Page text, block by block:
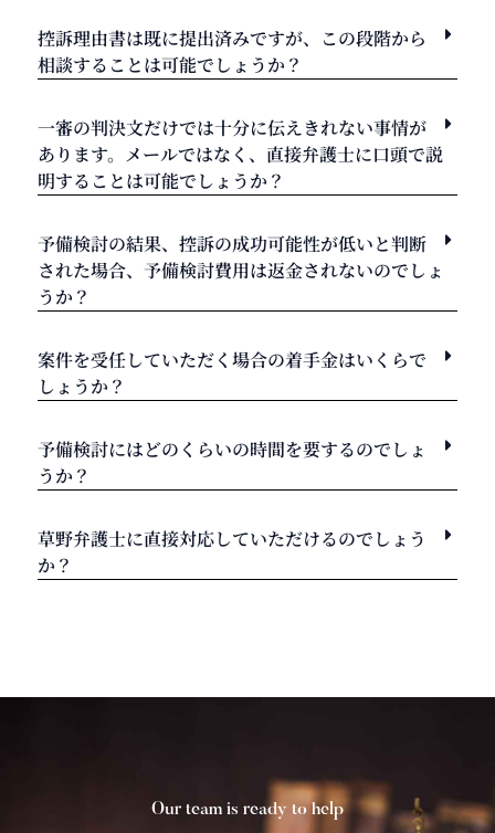
控訴理由書は既に提出済みですが、この段階から
相談することは可能でしょうか？
一審の判決文だけでは十分に伝えきれない事情が
あります。メールではなく、直接弁護士に口頭で説
明することは可能でしょうか？
予備検討の結果、控訴の成功可能性が低いと判断
された場合、予備検討費用は返金されないのでしょ
うか？
案件を受任していただく場合の着手金はいくらで
しょうか？
予備検討にはどのくらいの時間を要するのでしょ
うか？
草野弁護士に直接対応していただけるのでしょう
か？
Our team is ready to help